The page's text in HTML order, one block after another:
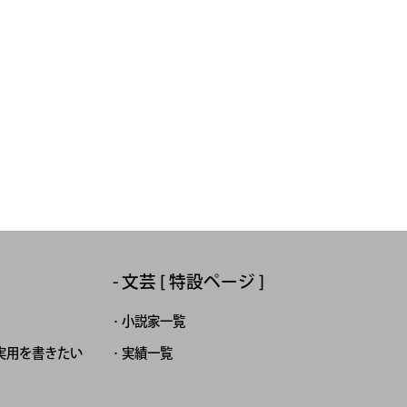
用を書きたい
文芸 [ 特設ページ ]
小説家一覧
実績一覧